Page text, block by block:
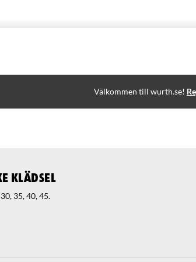
Välkommen till wurth.se!
klädsel
35, 40, 45.